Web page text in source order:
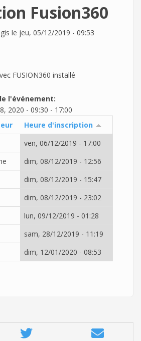
Fusion360
le jeu, 05/12/2019 - 09:53
FUSION360 installé
l'événement:
2020 - 09:30 - 17:00
Heure d'inscription
ven, 06/12/2019 - 17:00
dim, 08/12/2019 - 12:56
dim, 08/12/2019 - 15:47
dim, 08/12/2019 - 23:02
lun, 09/12/2019 - 01:28
sam, 28/12/2019 - 11:19
dim, 12/01/2020 - 08:53